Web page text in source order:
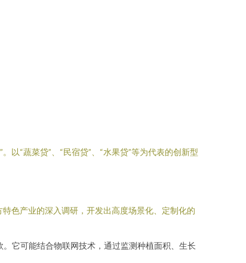
“蔬菜贷”、“民宿贷”、“水果贷”等为代表的创新型
色产业的深入调研，开发出高度场景化、定制化的
它可能结合物联网技术，通过监测种植面积、生长